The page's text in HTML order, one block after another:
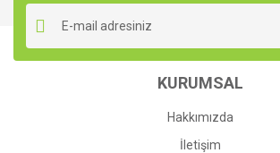
Ürün resmi kalitesiz, bozuk veya
Ürün açıklamasında eksik bilgiler bulunuyor.
Ürün bilgilerinde hatalar bulunuyor.
Ürün fiyatı diğer sitelerden daha pahalı.
KURUMSAL
Hakkımızda
İletişim